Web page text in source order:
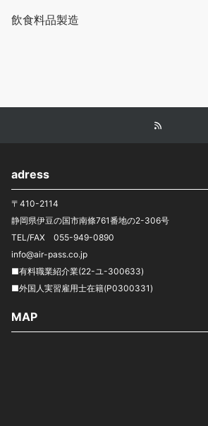
飲食料品製造
adress
〒410-2114
静岡県伊豆の国市南條761番地の2-306号
TEL/FAX 055-949-0890
info@air-pass.co.jp
■有料職業紹介業(22-ユ-300633)
■外国人実習雇用士在籍(P0300331)
MAP